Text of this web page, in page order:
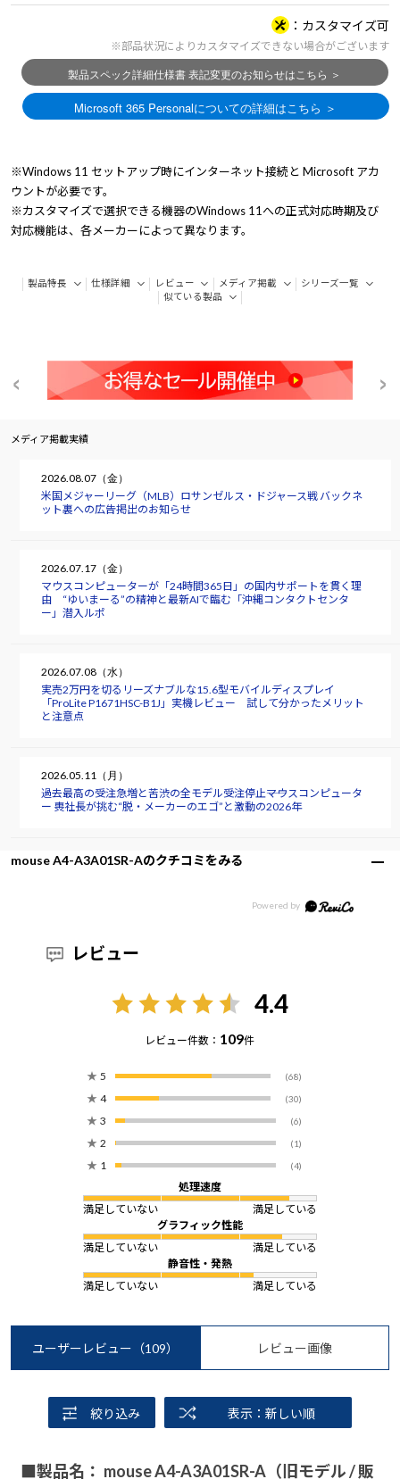
カスタマイズ可
※部品状況によりカスタマイズできない場合がございます
※Windows 11 セットアップ時にインターネット接続と Microsoft アカ
ウントが必要です。
※カスタマイズで選択できる機器のWindows 11への正式対応時期及び
対応機能は、各メーカーによって異なります。
製品特長 仕様詳細 レビュー メディア掲載
シリーズ一覧
似ている製品
メディア掲載実績
2026.08.07（金）
米国メジャーリーグ（MLB）ロサンゼルス・ドジャース戦 バックネ
ット裏への広告掲出のお知らせ
2026.07.17（金）
マウスコンピューターが「24時間365日」の国内サポートを貫く理
由 “ゆいまーる”の精神と最新AIで臨む「沖縄コンタクトセンタ
ー」潜入ルポ
2026.07.08（水）
実売2万円を切るリーズナブルな15.6型モバイルディスプレイ
「ProLite P1671HSC-B1J」実機レビュー 試して分かったメリット
と注意点
2026.05.11（月）
過去最高の受注急増と苦渋の全モデル受注停止――マウスコンピュータ
ー 軣社長が挑む“脱・メーカーのエゴ”と激動の2026年
mouse A4-A3A01SR-Aのクチコミをみる
レビュー
4.4
レビュー件数： 109件
★ 5 (68)
★ 4 (30)
★ 3 (6)
★ 2 (1)
★ 1 (4)
処理速度
満足していない
満足している
グラフィック性能
満足していない
満足している
静音性・発熱
満足していない
満足している
ユーザーレビュー （109） レビュー画像
絞り込み 表示：新しい順
■製品名： mouse A4-A3A01SR-A（旧モデル / 販